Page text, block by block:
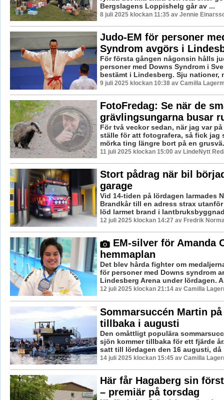
Bergslagens Loppishelg går av ...
8 juli 2025 klockan 11:35 av Jennie
Judo-EM för personer
Syndrom avgörs i
För första gången någonsin hålls
personer med Downs Syndrom i
bestämt i Lindesberg. Sju nationer,
9 juli 2025 klockan 10:38 av Camilla
FotoFredag: Se när de
grävlingsungarna busar
För två veckor sedan, när jag var
ställe för att fotografera, så fick jag
mörka ting längre bort på en
11 juli 2025 klockan 15:00 av LindeNytt
Stort pådrag när bil
garage
Vid 14-tiden på lördagen larmades
Brandkår till en adress strax
löd larmet brand i
12 juli 2025 klockan 14:27 av Fredrik
EM-silver för Amanda
hemmaplan
Det blev hårda fighter om
för personer med Downs syndrom
Lindesberg Arena under lördagen.
12 juli 2025 klockan 21:14 av Camilla
Sommarsuccén Martin
tillbaka i augusti
Den omåttligt populära
sjön kommer tillbaka för ett fjärde
satt till lördagen den 16 augusti, då
14 juli 2025 klockan 15:45 av Camilla
Här får Hagaberg sin
– premiär på torsdag